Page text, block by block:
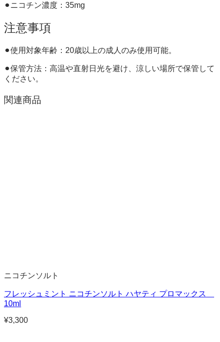
⚫︎ニコチン濃度：35mg
注意事項
⚫︎使用対象年齢：20歳以上の成人のみ使用可能。
⚫︎保管方法：高温や直射日光を避け、涼しい場所で保管して
ください。
関連商品
ニコチンソルト
フレッシュミント ニコチンソルト ハヤティ プロマックス
10ml
¥3,300